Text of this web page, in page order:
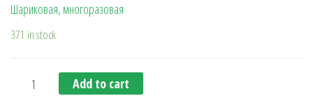
Шариковая, многоразовая
371 in stock
Ручка металлическая "Semroy" зеленая quantity
Add to cart